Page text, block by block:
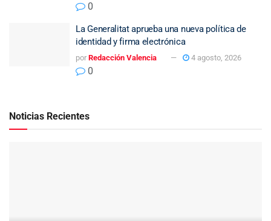
0
La Generalitat aprueba una nueva política de
identidad y firma electrónica
por Redacción Valencia 4 agosto, 2026
0
Noticias Recientes